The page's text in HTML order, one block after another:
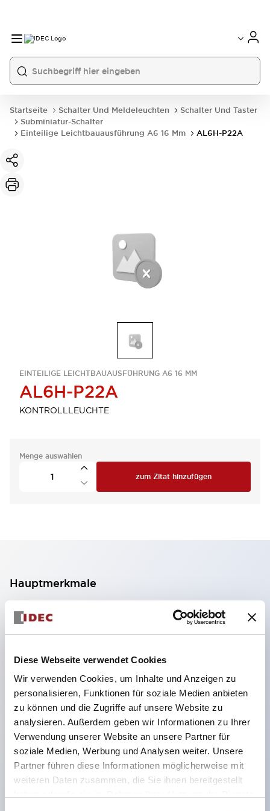
Diese Webseite verwendet Cookies
Wir verwenden Cookies, um Inhalte und Anzeigen zu
personalisieren, Funktionen für soziale Medien anbieten
zu können und die Zugriffe auf unsere Website zu
analysieren. Außerdem geben wir Informationen zu Ihrer
Verwendung unserer Website an unsere Partner für
soziale Medien, Werbung und Analysen weiter. Unsere
Partner führen diese Informationen möglicherweise mit
weiteren Daten zusammen, die Sie ihnen bereitgestellt
Startseite Schalter Und Meldeleuchten
Schalter Und Taster
Subminiatur-Schalter
Einteilige Leichtbauausführung A6 16 Mm
AL6H-P22A
EINTEILIGE LEICHTBAUAUSFÜHRUNG A6 16 MM
AL6H-P22A
KONTROLLLEUCHTE
Menge auswählen
zum Zitat hinzufügen
Hauptmerkmale
Geeignet für ein breites Anwendungsspektrum
von der Konsumelektronik bis zum FA-Bereich
Schutzarten IP40 und IP65 vollständig verfügbar
(IEC 60529)
UL- und CSA-zertifiziert. Entspricht EN (Europa)
Normen. CCC-zertifiziert (außer Anzeigeleuchten).
Mit speziellem Zubehör leicht auf Φ22 Flash-
Silhouette umstellbar